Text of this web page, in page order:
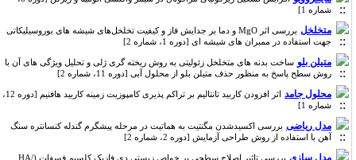
شماره 1]
متخلخل
بررسی اثر MgO و دما بر جدایش فاز و کیفیت تخلخل‌های شیشه های بوروسیلیکاتی
جهت استفاده در ممبران های شیشه ای [دوره 1، شماره 2]
متیلن بلو ساخت بدنه های متخلخل زئولیتی به روش ریخته گری ژلی و تحلیل ویژگی های آن با
روش سطح پاسخ به منظور حذف متیلن بلو از محلول آبی [دوره 11، شماره 2]
محلول جامد
اثر افزودن کاربید تانتالیم بر تراکم پذیری کامپوزیت زمینه کاربید هافنیم [دوره 12،
شماره 1]
مدل ریاضی بررسی اکسیدشدن مگنتیت به هماتیت در مرحله پیشگرم گندله کنسانتره سنگ
آهن با استفاده از روش طراحی آزمایش [دوره 2، شماره 2]
مدل سازی
بررسی تاثیر اصلاح سطحی بر خواص زیستی دی فازیک کلسیم فسفات (HA/